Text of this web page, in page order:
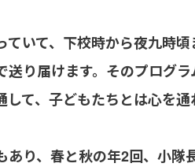
ていて、下校時から夜九時
り届けます。そのプログ
て、子どもたちとは心を通
あり、春と秋の年2回、小